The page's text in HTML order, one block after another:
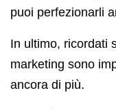
puoi perfezionarli
In ultimo, ricordati
marketing sono
ancora di più.